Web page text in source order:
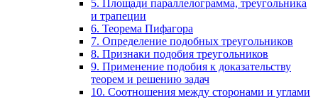
5. Площади параллелограмма, треугольника
и трапеции
6. Теорема Пифагора
7. Определение подобных треугольников
8. Признаки подобия треугольников
9. Применение подобия к доказательству
теорем и решению задач
10. Соотношения между сторонами и углами